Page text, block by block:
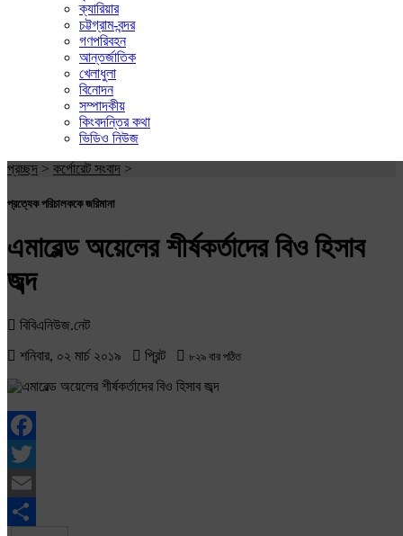
ক্যারিয়ার
চট্টগ্রাম-বন্দর
গণপরিবহন
আন্তর্জাতিক
খেলাধুলা
বিনোদন
সম্পাদকীয়
কিংবদন্তির কথা
ভিডিও নিউজ
প্রচ্ছদ > কর্পোরেট সংবাদ >
প্রত্যেক পরিচালককে জরিমানা
এমারেল্ড অয়েলের শীর্ষকর্তাদের বিও হিসাব
জব্দ
বিবিএনিউজ.নেট
শনিবার, ০২ মার্চ ২০১৯
প্রিন্ট ৮২৯ বার পঠিত
Facebook
Twitter
Email